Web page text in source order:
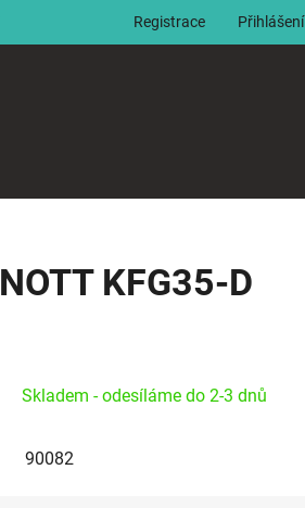
Přihlášení
Registrace
KFG35-D
Skladem - odesíláme do 2-3 dnů
90082